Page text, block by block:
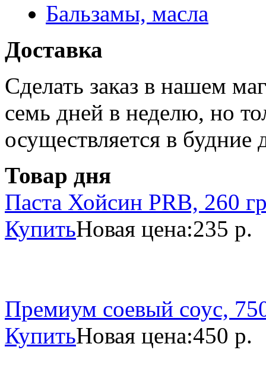
Бальзамы, масла
Доставка
Сделать заказ в нашем
семь дней в неделю, но
осуществляется в будние
Товар дня
Паста Хойсин PRB, 260
КупитьНовая цена:235 р.
Премиум соевый соус,
КупитьНовая цена:450 р.